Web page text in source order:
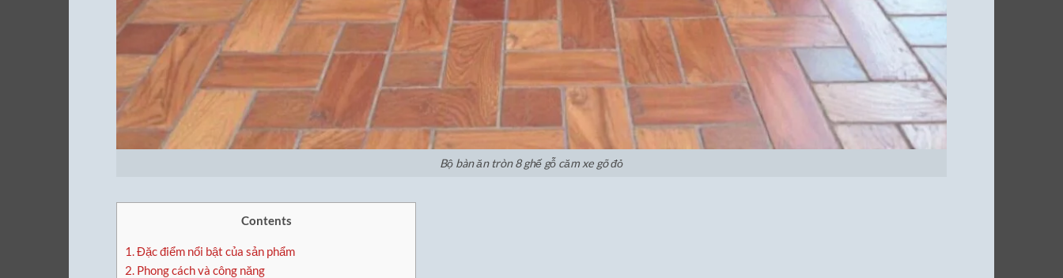
Bộ bàn ăn tròn 8 ghế gỗ căm xe gõ đỏ
Contents
1.Đặc điểm nổi bật của sản phẩm
2. Phong cách và công năng